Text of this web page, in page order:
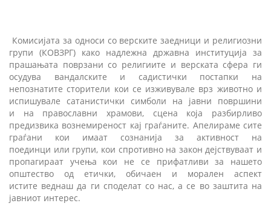
Комисијата за односи со верските заедници и религиозни
групи (КОВЗРГ) како надлежна државна институција за
прашањата поврзани со религиите и верската сфера ги
осудува вандалските и садистички постапки на
непознатите сторители кои се изживувале врз животно и
испишувале сатанистички симболи на јавни површини
и на православни храмови, сцена која разбирливо
предизвика вознемиреност кај граѓаните. Апелираме сите
граѓани кои имаат сознанија за активност на
поединци или групи, кои спротивно на закон дејствуваат и
пропагираат учења кои не се прифатливи за нашето
општество од етички, обичаен и морален аспект
истите веднаш да ги споделат со нас, а се во заштита на
јавниот интерес.